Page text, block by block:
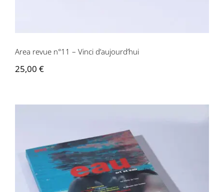
Area revue n°11 – Vinci d’aujourd’hui
25,00 €